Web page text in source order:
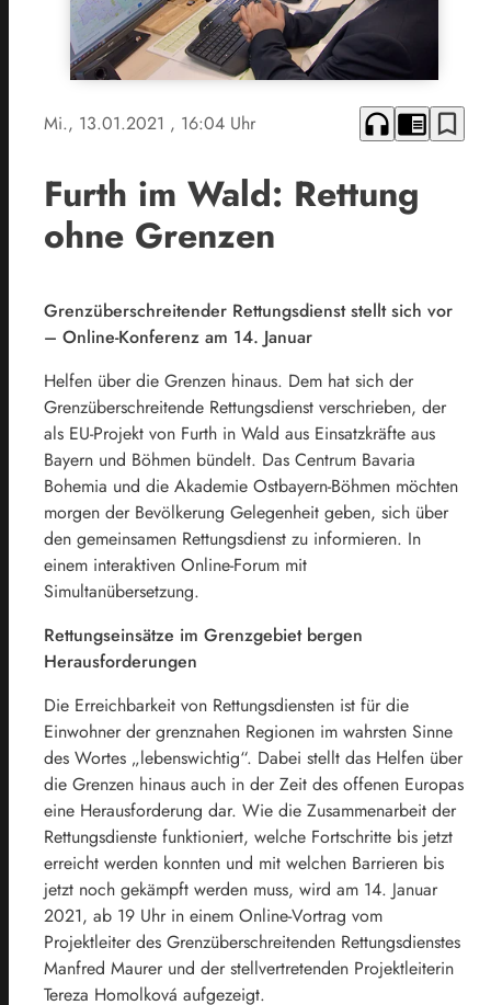
Mi., 13.01.2021 , 16:04 Uhr headphones chrome_reader_mode bookmark_border
Furth im Wald: Rettung
ohne Grenzen
Grenzüberschreitender Rettungsdienst stellt sich vor
– Online-Konferenz am 14. Januar
Helfen über die Grenzen hinaus. Dem hat sich der
Grenzüberschreitende Rettungsdienst verschrieben, der
als EU-Projekt von Furth in Wald aus Einsatzkräfte aus
Bayern und Böhmen bündelt. Das Centrum Bavaria
Bohemia und die Akademie Ostbayern-Böhmen möchten
morgen der Bevölkerung Gelegenheit geben, sich über
den gemeinsamen Rettungsdienst zu informieren. In
einem interaktiven Online-Forum mit
Simultanübersetzung.
Rettungseinsätze im Grenzgebiet bergen
Herausforderungen
Die Erreichbarkeit von Rettungsdiensten ist für die
Einwohner der grenznahen Regionen im wahrsten Sinne
des Wortes „lebenswichtig“. Dabei stellt das Helfen über
die Grenzen hinaus auch in der Zeit des offenen Europas
eine Herausforderung dar. Wie die Zusammenarbeit der
Rettungsdienste funktioniert, welche Fortschritte bis jetzt
erreicht werden konnten und mit welchen Barrieren bis
jetzt noch gekämpft werden muss, wird am 14. Januar
2021, ab 19 Uhr in einem Online-Vortrag vom
Projektleiter des Grenzüberschreitenden Rettungsdienstes
Manfred Maurer und der stellvertretenden Projektleiterin
Tereza Homolková aufgezeigt.